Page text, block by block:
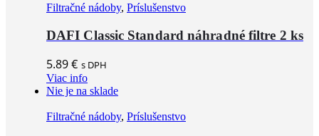
Filtračné nádoby, Príslušenstvo
DAFI Classic Standard náhradné filtre 2 ks
5.89€ s DPH
Viac info
Nie je na sklade
Filtračné nádoby, Príslušenstvo